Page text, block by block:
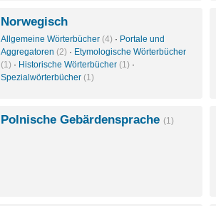
Norwegisch
Allgemeine Wörterbücher (4) · Portale und
Aggregatoren (2) · Etymologische Wörterbücher
(1) · Historische Wörterbücher (1) ·
Spezialwörterbücher (1)
Polnische Gebärdensprache (1)